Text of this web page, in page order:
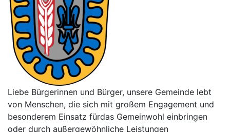
Liebe Bürgerinnen und Bürger, unsere Gemeinde lebt
von Menschen, die sich mit großem Engagement und
besonderem Einsatz fürdas Gemeinwohl einbringen
oder durch außergewöhnliche Leistungen